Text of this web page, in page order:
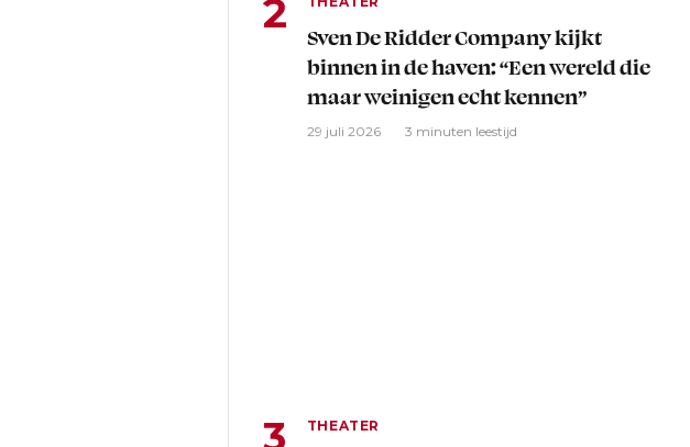
Sven De Ridder Company kijkt
binnen in de haven: “Een wereld die
maar weinigen echt kennen”
29 juli 2026 3 minuten leestijd
THEATER